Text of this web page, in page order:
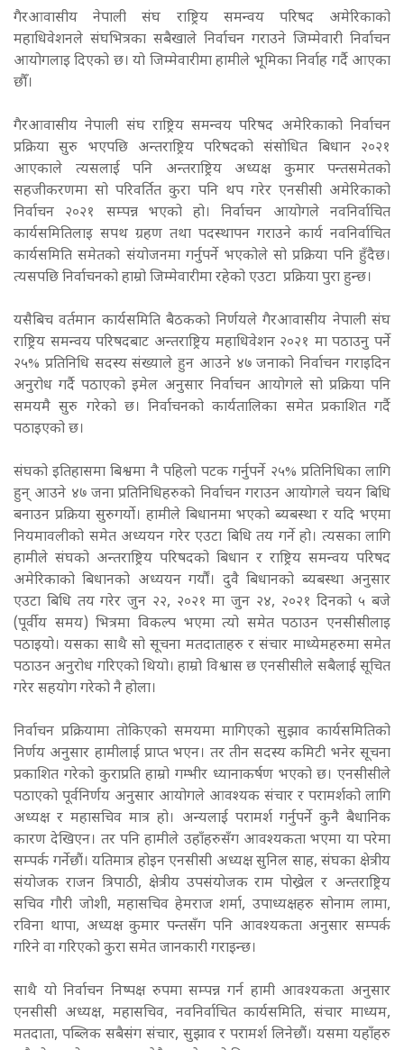
गैरआवासीय नेपाली संघ राष्ट्रिय समन्वय परिषद अमेरिकाको
महाधिवेशनले संघभित्रका सबैखाले निर्वाचन गराउने जिम्मेवारी निर्वाचन
आयोगलाइ दिएको छ। यो जिम्मेवारीमा हामीले भूमिका निर्वाह गर्दै आएका
छौँ।
गैरआवासीय नेपाली संघ राष्ट्रिय समन्वय परिषद अमेरिकाको निर्वाचन
प्रक्रिया सुरु भएपछि अन्तराष्ट्रिय परिषदको संसोधित बिधान २०२१
आएकाले त्यसलाई पनि अन्तराष्ट्रिय अध्यक्ष कुमार पन्तसमेतको
सहजीकरणमा सो परिवर्तित कुरा पनि थप गरेर एनसीसी अमेरिकाको
निर्वाचन २०२१ सम्पन्न भएको हो। निर्वाचन आयोगले नवनिर्वाचित
कार्यसमितिलाइ सपथ ग्रहण तथा पदस्थापन गराउने कार्य नवनिर्वाचित
कार्यसमिति समेतको संयोजनमा गर्नुपर्ने भएकोले सो प्रक्रिया पनि हुँदैछ।
त्यसपछि निर्वाचनको हाम्रो जिम्मेवारीमा रहेको एउटा प्रक्रिया पुरा हुन्छ।
यसैबिच वर्तमान कार्यसमिति बैठकको निर्णयले गैरआवासीय नेपाली संघ
राष्ट्रिय समन्वय परिषदबाट अन्तराष्ट्रिय महाधिवेशन २०२१ मा पठाउनु पर्ने
२५% प्रतिनिधि सदस्य संख्याले हुन आउने ४७ जनाको निर्वाचन गराइदिन
अनुरोध गर्दै पठाएको इमेल अनुसार निर्वाचन आयोगले सो प्रक्रिया पनि
समयमै सुरु गरेको छ। निर्वाचनको कार्यतालिका समेत प्रकाशित गर्दै
पठाइएको छ।
संघको इतिहासमा बिश्वमा नै पहिलो पटक गर्नुपर्ने २५% प्रतिनिधिका लागि
हुन् आउने ४७ जना प्रतिनिधिहरुको निर्वाचन गराउन आयोगले चयन बिधि
बनाउन प्रक्रिया सुरुगर्यो। हामीले बिधानमा भएको ब्यबस्था र यदि भएमा
नियमावलीको समेत अध्ययन गरेर एउटा बिधि तय गर्ने हो। त्यसका लागि
हामीले संघको अन्तराष्ट्रिय परिषदको बिधान र राष्ट्रिय समन्वय परिषद
अमेरिकाको बिधानको अध्ययन गर्यौं। दुवै बिधानको ब्यबस्था अनुसार
एउटा बिधि तय गरेर जुन २२, २०२१ मा जुन २४, २०२१ दिनको ५ बजे
(पूर्वीय समय) भित्रमा विकल्प भएमा त्यो समेत पठाउन एनसीसीलाइ
पठाइयो। यसका साथै सो सूचना मतदाताहरु र संचार माध्येमहरुमा समेत
पठाउन अनुरोध गरिएको थियो। हाम्रो विश्वास छ एनसीसीले सबैलाई सूचित
गरेर सहयोग गरेको नै होला।
निर्वाचन प्रक्रियामा तोकिएको समयमा मागिएको सुझाव कार्यसमितिको
निर्णय अनुसार हामीलाई प्राप्त भएन। तर तीन सदस्य कमिटी भनेर सूचना
प्रकाशित गरेको कुराप्रति हाम्रो गम्भीर ध्यानाकर्षण भएको छ। एनसीसीले
पठाएको पूर्वनिर्णय अनुसार आयोगले आवश्यक संचार र परामर्शको लागि
अध्यक्ष र महासचिव मात्र हो। अन्यलाई परामर्श गर्नुपर्ने कुनै बैधानिक
कारण देखिएन। तर पनि हामीले उहाँहरुसँग आवश्यकता भएमा या परेमा
सम्पर्क गर्नेछौं। यतिमात्र होइन एनसीसी अध्यक्ष सुनिल साह, संघका क्षेत्रीय
संयोजक राजन त्रिपाठी, क्षेत्रीय उपसंयोजक राम पोख्रेल र अन्तराष्ट्रिय
सचिव गौरी जोशी, महासचिव हेमराज शर्मा, उपाध्यक्षहरु सोनाम लामा,
रविना थापा, अध्यक्ष कुमार पन्तसँग पनि आवश्यकता अनुसार सम्पर्क
गरिने वा गरिएको कुरा समेत जानकारी गराइन्छ।
साथै यो निर्वाचन निष्पक्ष रुपमा सम्पन्न गर्न हामी आवश्यकता अनुसार
एनसीसी अध्यक्ष, महासचिव, नवनिर्वाचित कार्यसमिति, संचार माध्यम,
मतदाता, पब्लिक सबैसंग संचार, सुझाव र परामर्श लिनेछौं। यसमा यहाँहरु